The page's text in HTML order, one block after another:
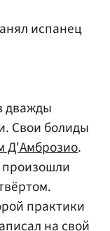
испанец
дважды
Свои болиды
Д'Амброзио.
произошли
практики
на свой